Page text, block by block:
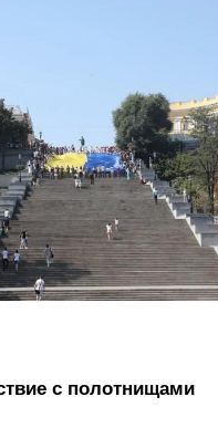
с полотнищами